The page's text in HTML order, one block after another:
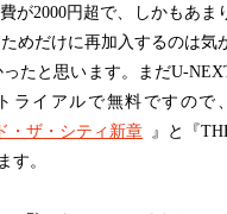
が2000円超で、しかもあま
めだけに再加入するのは気
たと思います。まだU-
イアルで無料ですので、
・ザ・シティ新章 』と『
す。